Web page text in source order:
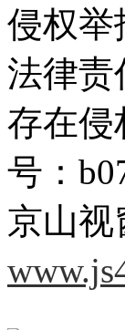
侵权举
法律责
存在侵
号：
京山视